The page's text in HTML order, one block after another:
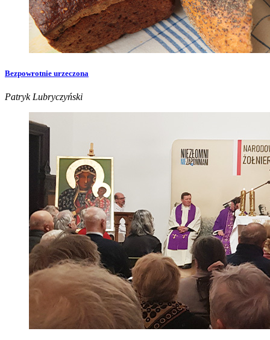
Bezpowrotnie urzeczona
Patryk Lubryczyński